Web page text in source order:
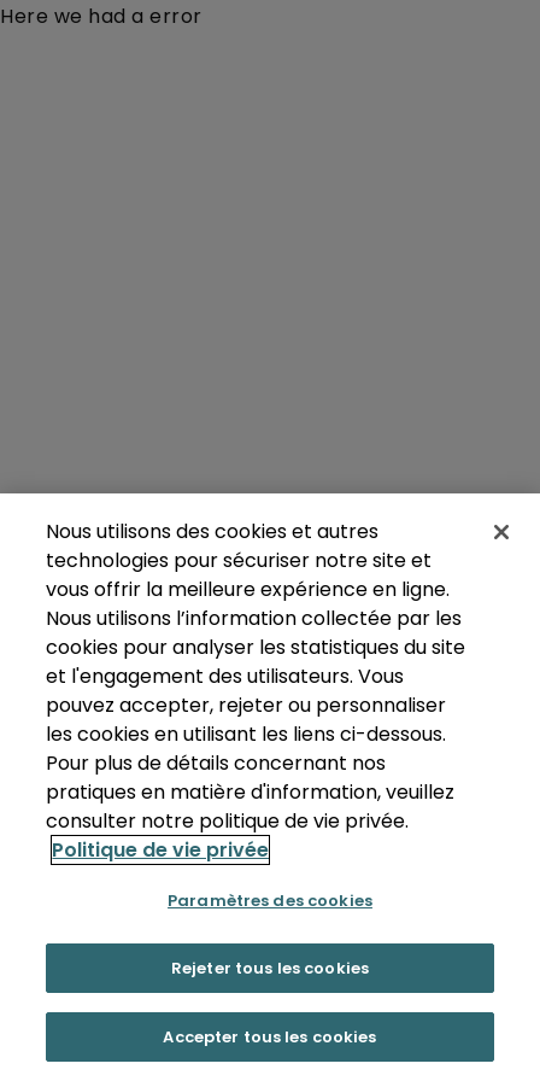
Here we had a error
Nous utilisons des cookies et autres
technologies pour sécuriser notre site et
vous offrir la meilleure expérience en ligne.
Nous utilisons l’information collectée par les
cookies pour analyser les statistiques du site
et l'engagement des utilisateurs. Vous
pouvez accepter, rejeter ou personnaliser
les cookies en utilisant les liens ci-dessous.
Pour plus de détails concernant nos
pratiques en matière d'information, veuillez
consulter notre politique de vie privée.
Politique de vie privée
Paramètres des cookies
Rejeter tous les cookies
Accepter tous les cookies